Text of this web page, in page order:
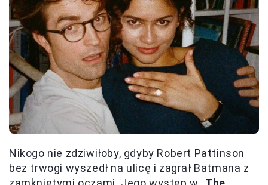
Nikogo nie zdziwiłoby, gdyby Robert Pattinson
bez trwogi wyszedł na ulicę i zagrał Batmana z